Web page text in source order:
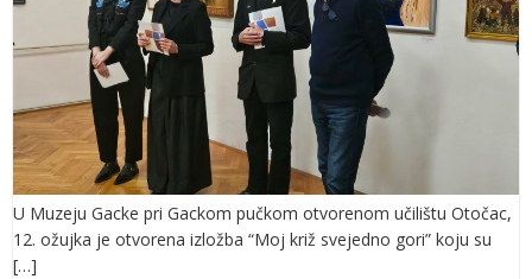
U Muzeju Gacke pri Gackom pučkom otvorenom učilištu Otočac,
12. ožujka je otvorena izložba “Moj križ svejedno gori” koju su
[…]